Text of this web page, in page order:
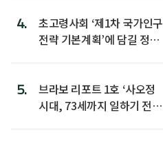
4.
초고령사회 ‘제1차 국가인구
전략 기본계획’에 담길 정책
5.
브라보 리포트 1호 ‘사오정
시대, 73세까지 일하기 전략’